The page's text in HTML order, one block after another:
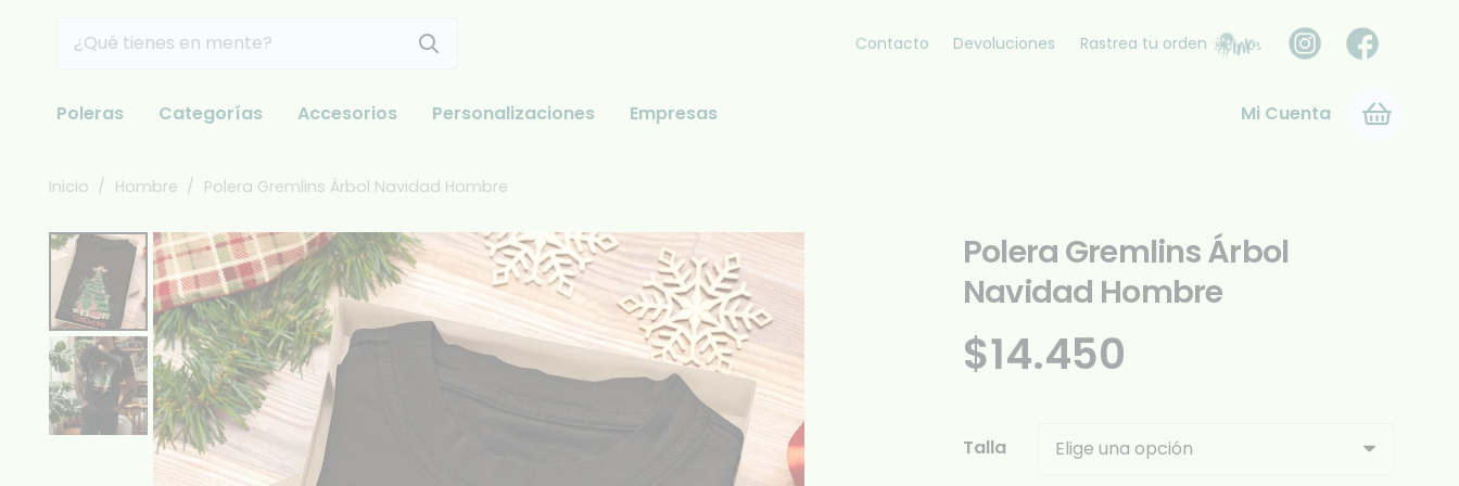
Contacto Devoluciones Rastrea tu orden
Poleras Categorías Accesorios Personalizaciones Empresas Mi Cuenta
Inicio / Hombre / Polera Gremlins Árbol Navidad Hombre
Polera Gremlins Árbol
Navidad Hombre
$14.450
Talla